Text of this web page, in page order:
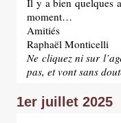
Il y a bien quelques
moment…
Amitiés
Raphaël Monticelli
Ne cliquez ni sur
pas, et vont sans
1er juillet 2025